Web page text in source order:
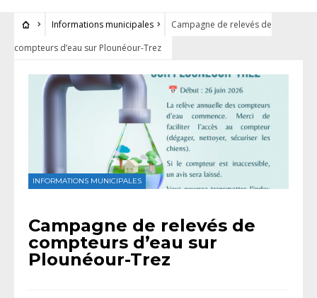
Informations municipales
Campagne de relevés de
compteurs d’eau sur Plounéour-Trez
INFORMATIONS MUNICIPALES
Campagne de relevés de
compteurs d’eau sur
Plounéour-Trez